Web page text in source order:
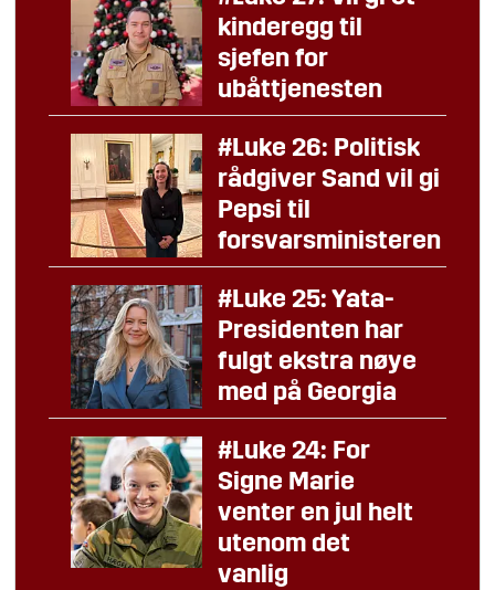
kinderegg til
sjefen for
ubåttjenesten
#Luke 26: Politisk
rådgiver Sand vil gi
Pepsi til
forsvarsministeren
#Luke 25: Yata-
Presidenten har
fulgt ekstra nøye
med på Georgia
#Luke 24: For
Signe Marie
venter en jul helt
utenom det
vanlig